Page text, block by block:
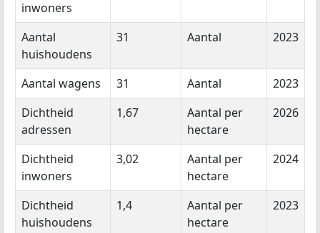
inwoners
Aantal
huishoudens
31 Aantal 2023
Aantal wagens 31 Aantal
2023
Dichtheid
adressen
1,67
Aantal per
hectare
2026
Dichtheid
inwoners
3,02
Aantal per
hectare
2024
Dichtheid
huishoudens
1,4
Aantal per
hectare
2023